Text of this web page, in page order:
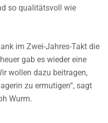
so qualitätsvoll wie
im Zwei-Jahres-Takt die
gab es wieder eine
wollen dazu beitragen,
zu ermutigen“, sagt
Wurm.